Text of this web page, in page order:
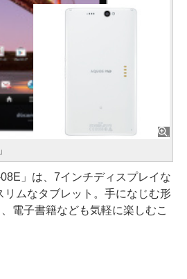
」は、7インチディスプレイな
リムなタブレット。手になじむ形
電子書籍なども気軽に楽しむこ